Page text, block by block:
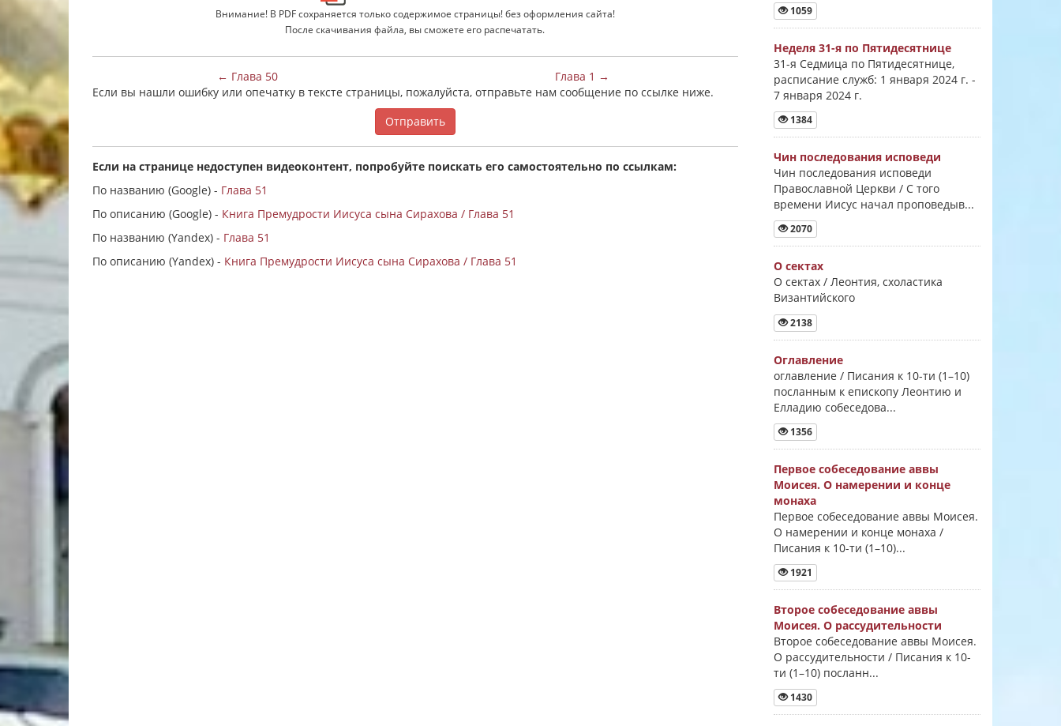
Внимание! В PDF сохраняется только содержимое страницы! без оформления сайта!
После скачивания файла, вы сможете его распечатать.
← Глава 50
Глава 1 →
Если вы нашли ошибку или опечатку в тексте страницы, пожалуйста, отправьте нам сообщение по ссылке ниже.
Отправить
Если на странице недоступен видеоконтент, попробуйте поискать его самостоятельно по ссылкам:
По названию (Google) - Глава 51
По описанию (Google) - Книга Премудрости Иисуса сына Сирахова / Глава 51
По названию (Yandex) - Глава 51
По описанию (Yandex) - Книга Премудрости Иисуса сына Сирахова / Глава 51
1059
Неделя 31-я по Пятидесятнице
31-я Седмица по Пятидесятнице,
расписание служб: 1 января 2024 г. -
7 января 2024 г.
1384
Чин последования исповеди
Чин последования исповеди
Православной Церкви / С того
времени Иисус начал проповедыв...
2070
О сектах
О сектах / Леонтия, схоластика
Византийского
2138
Оглавление
оглавление / Писания к 10-ти (1–10)
посланным к епископу Леонтию и
Елладию собеседова...
1356
Первое собеседование аввы
Моисея. О намерении и конце
монаха
Первое собеседование аввы Моисея.
О намерении и конце монаха /
Писания к 10-ти (1–10)...
1921
Второе собеседование аввы
Моисея. О рассудительности
Второе собеседование аввы Моисея.
О рассудительности / Писания к 10-
ти (1–10) посланн...
1430